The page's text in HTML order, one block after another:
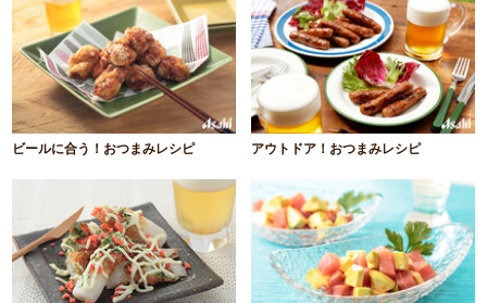
ビールに合う！おつまみレシピ アウトドア！おつまみレシピ